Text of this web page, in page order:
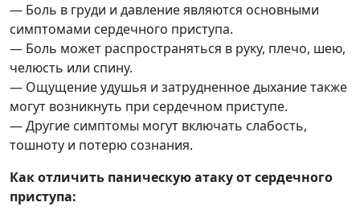
— Боль в груди и давление являются основными
симптомами сердечного приступа.
— Боль может распространяться в руку, плечо, шею,
челюсть или спину.
— Ощущение удушья и затрудненное дыхание также
могут возникнуть при сердечном приступе.
— Другие симптомы могут включать слабость,
тошноту и потерю сознания.
Как отличить паническую атаку от сердечного
приступа: